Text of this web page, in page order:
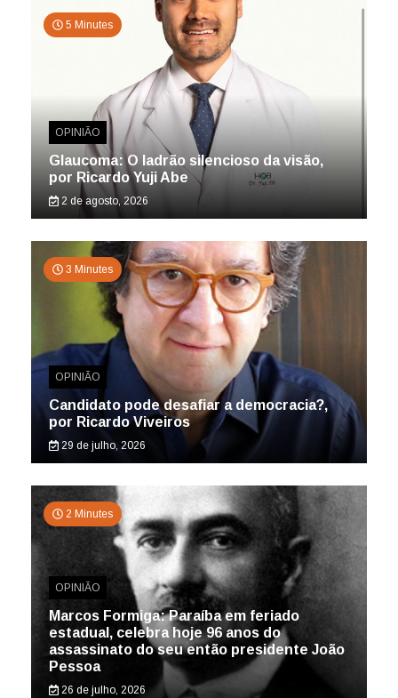
5 Minutes
OPINIÃO
Glaucoma: O ladrão silencioso da visão,
por Ricardo Yuji Abe
2 de agosto, 2026
3 Minutes
OPINIÃO
Candidato pode desafiar a democracia?,
por Ricardo Viveiros
29 de julho, 2026
2 Minutes
OPINIÃO
Marcos Formiga: Paraíba em feriado
estadual, celebra hoje 96 anos do
assassinato do seu então presidente João
Pessoa
26 de julho, 2026